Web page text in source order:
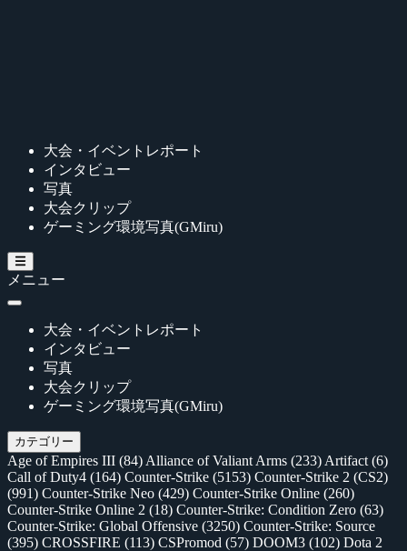
大会・イベントレポート
インタビュー
写真
大会クリップ
ゲーミング環境写真(GMiru)
メニュー
大会・イベントレポート
インタビュー
写真
大会クリップ
ゲーミング環境写真(GMiru)
カテゴリー
Age of Empires III (84) Alliance of Valiant Arms (233) Artifact (6)
Call of Duty4 (164) Counter-Strike (5153) Counter-Strike 2 (CS2)
(991) Counter-Strike Neo (429) Counter-Strike Online (260)
Counter-Strike Online 2 (18) Counter-Strike: Condition Zero (63)
Counter-Strike: Global Offensive (3250) Counter-Strike: Source
(395) CROSSFIRE (113) CSPromod (57) DOOM3 (102) Dota 2